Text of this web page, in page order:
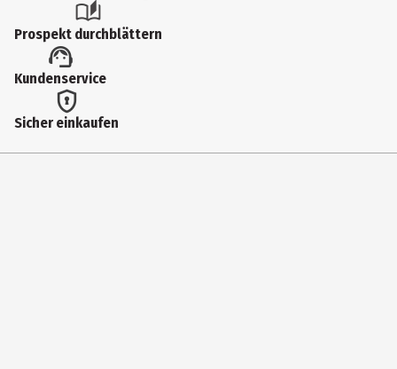
CD Player & sonstige Audiogeräte
Altersempfehlung ab
1 Jahre
Artikelnummer des Herstellers
Prospekt durchblättern
Kundenservice
Sicher einkaufen